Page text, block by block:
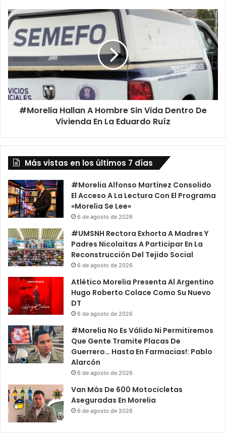
#Morelia
Hallan
Hombre
Sin
Vida
Dentro
De
Vivienda
#Morelia Hallan A Hombre Sin Vida Dentro De
Vivienda En La Eduardo Ruíz
Más vistas en los últimos 7 días
#Morelia Alfonso Martínez Consolido
El Acceso A La Lectura Con El Programa
«Morelia Se Lee»
6 de agosto de 2026
#UMSNH Rectora Exhorta A Madres Y
Padres Nicolaitas A Participar En La
Reconstrucción Del Tejido Social
6 de agosto de 2026
Atlético Morelia Presenta Al Argentino
Hugo Roberto Colace Como Su Nuevo
DT
6 de agosto de 2026
#Morelia No Es Válido Ni Permitiremos
Que Gente Tramite Placas De
Guerrero… Hasta En Farmacias!: Pablo
Alarcón
6 de agosto de 2026
Van Más De 600 Motocicletas
Aseguradas En Morelia
6 de agosto de 2026